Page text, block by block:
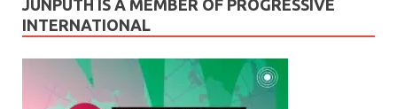
JUNPUTH IS A MEMBER OF PROGRESSIVE
INTERNATIONAL